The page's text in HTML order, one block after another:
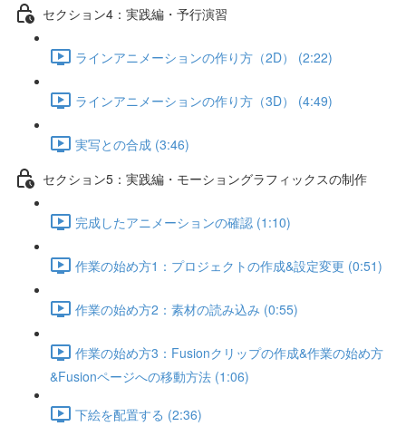
セクション4：実践編・予行演習
ラインアニメーションの作り方（2D） (2:22)
ラインアニメーションの作り方（3D） (4:49)
実写との合成 (3:46)
セクション5：実践編・モーショングラフィックスの制作
完成したアニメーションの確認 (1:10)
作業の始め方1：プロジェクトの作成&設定変更 (0:51)
作業の始め方2：素材の読み込み (0:55)
作業の始め方3：Fusionクリップの作成&作業の始め方
&Fusionページへの移動方法 (1:06)
下絵を配置する (2:36)